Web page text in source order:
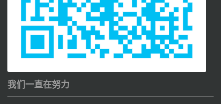
我们一直在努力